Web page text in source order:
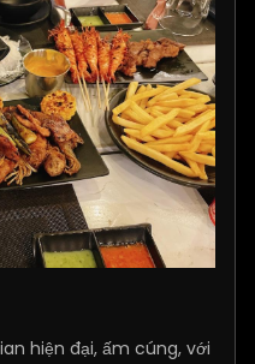
hiện đại, ấm cúng, với